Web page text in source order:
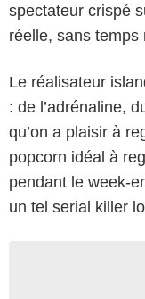
spectateur crispé
réelle, sans temps
Le réalisateur
: de l’adrénaline,
qu’on a plaisir à
popcorn idéal à
pendant le week-
un tel serial killer